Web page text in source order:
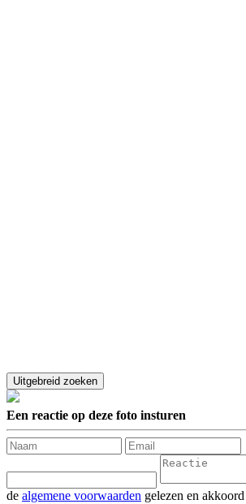
Een reactie op deze foto insturen
de algemene voorwaarden gelezen en